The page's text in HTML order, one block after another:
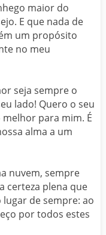
maior do
E que nada de
um propósito
no meu
seja sempre o
lado! Quero o seu
para mim. É
alma a um
nuvem, sempre
certeza plena que
de sempre: ao
por todos estes